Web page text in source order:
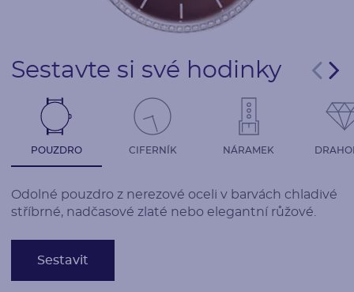
Sestavte si své hodinky
POUZDRO CIFERNÍK NÁRAMEK
Odolné pouzdro z nerezové oceli v barvách chladivé
stříbrné, nadčasové zlaté nebo elegantní růžové.
Sestavit